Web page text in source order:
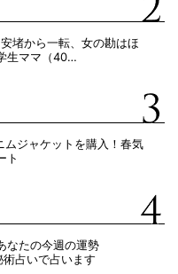
堵から一転、女の勘はほ
生ママ（40…
ムジャケットを購入！春気
ト
なたの今週の運勢
術占いで占います